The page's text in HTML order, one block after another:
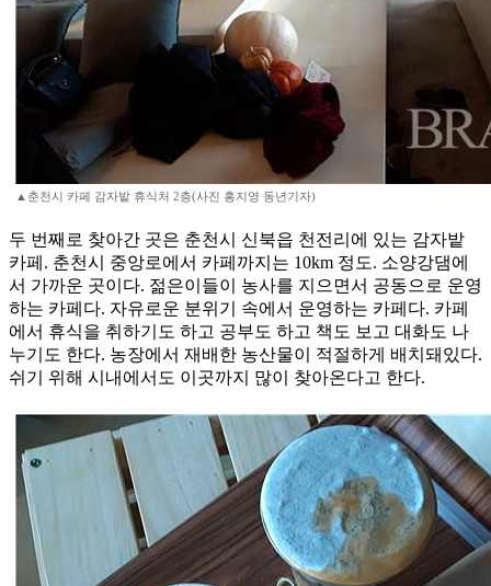
▲춘천시 카페 감자밭 휴식처 2층(사진 홍지영 동년기자)
두 번째로 찾아간 곳은 춘천시 신북읍 천전리에 있는 감자밭
카페. 춘천시 중앙로에서 카페까지는 10km 정도. 소양강댐에
서 가까운 곳이다. 젊은이들이 농사를 지으면서 공동으로 운영
하는 카페다. 자유로운 분위기 속에서 운영하는 카페다. 카페
에서 휴식을 취하기도 하고 공부도 하고 책도 보고 대화도 나
누기도 한다. 농장에서 재배한 농산물이 적절하게 배치돼있다.
쉬기 위해 시내에서도 이곳까지 많이 찾아온다고 한다.